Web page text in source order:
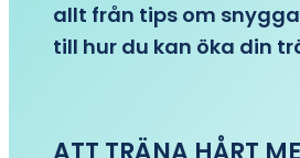
allt från tips om
till hur du kan öka din